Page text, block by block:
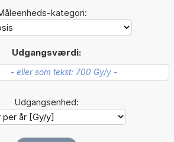
kategori:
Udgangsværdi:
Udgangsenhed: